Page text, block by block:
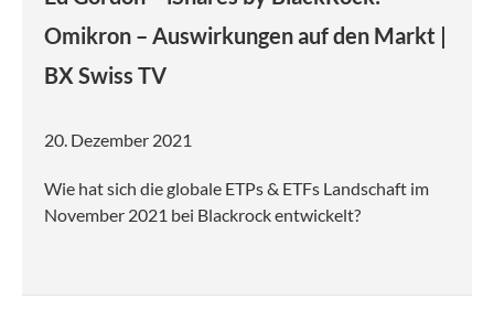
Omikron – Auswirkungen auf den Markt |
BX Swiss TV
20. Dezember 2021
Wie hat sich die globale ETPs & ETFs Landschaft im
November 2021 bei Blackrock entwickelt?